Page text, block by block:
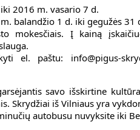
iki 2016 m. vasario 7 d.
balandžio 1 d. iki gegužės 31
mokesčiais. Į kainą
el. paštu: info@pigus-
savo išskirtine
Skrydžiai iš Vilniaus yra
autobusu nuvyksite iki